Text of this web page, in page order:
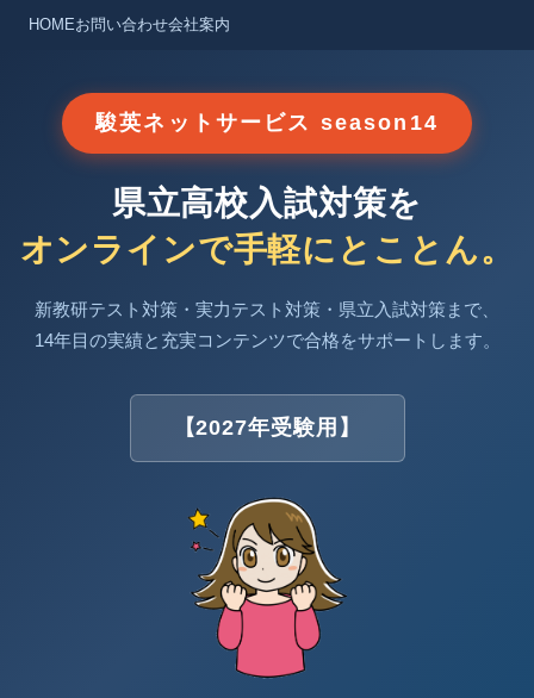
HOMEお問い合わせ会社案内
駿英ネットサービス season14
県立高校入試対策を
オンラインで手軽にとことん。
新教研テスト対策・実力テスト対策・県立入試対策まで、
14年目の実績と充実コンテンツで合格をサポートします。
【2027年受験用】